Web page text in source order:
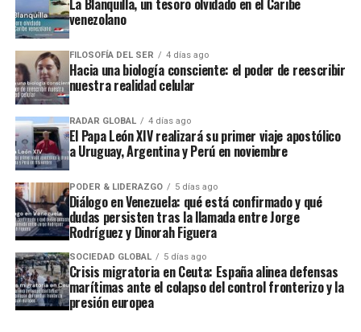
La Blanquilla, un tesoro olvidado en el Caribe
venezolano
FILOSOFÍA DEL SER 4 días ago
Hacia una biología consciente: el poder de reescribir
nuestra realidad celular
RADAR GLOBAL 4 días ago
El Papa León XIV realizará su primer viaje apostólico
a Uruguay, Argentina y Perú en noviembre
PODER & LIDERAZGO 5 días ago
Diálogo en Venezuela: qué está confirmado y qué
dudas persisten tras la llamada entre Jorge
Rodríguez y Dinorah Figuera
SOCIEDAD GLOBAL 5 días ago
Crisis migratoria en Ceuta: España alinea defensas
marítimas ante el colapso del control fronterizo y la
presión europea